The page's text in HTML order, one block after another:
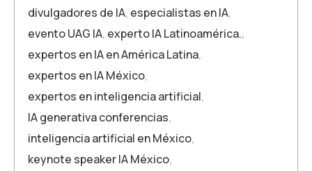
divulgadores de IA, especialistas en IA,
evento UAG IA, experto IA Latinoamérica.,
expertos en IA en América Latina,
expertos en IA México,
expertos en inteligencia artificial,
IA generativa conferencias,
inteligencia artificial en México,
keynote speaker IA México,